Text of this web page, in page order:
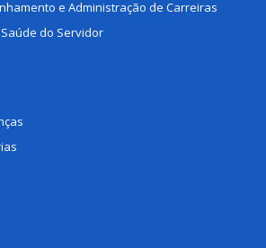
e Administração de Carreiras
do Servidor